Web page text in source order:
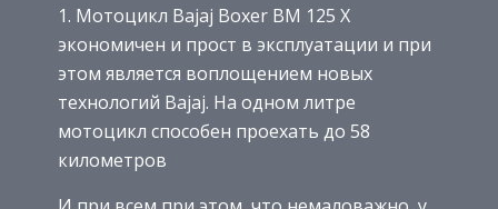
1. Мотоцикл Bajaj Boxer BM 125 X
экономичен и прост в эксплуатации и при
этом является воплощением новых
технологий Bajaj. На одном литре
мотоцикл способен проехать до 58
километров